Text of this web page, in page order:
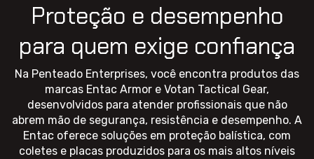
Proteção e desempenho
para quem exige confiança
Na Penteado Enterprises, você encontra produtos das
marcas Entac Armor e Votan Tactical Gear,
desenvolvidos para atender profissionais que não
abrem mão de segurança, resistência e desempenho. A
Entac oferece soluções em proteção balística, com
coletes e placas produzidos para os mais altos níveis